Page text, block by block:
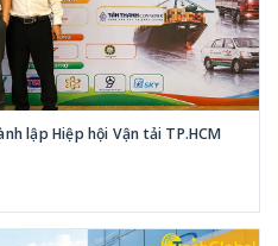
lập Hiệp hội Vận tải TP.HCM